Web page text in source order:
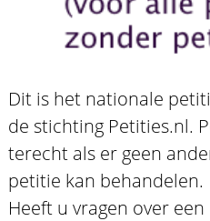
Dit is het nationale
de stichting Petities.nl.
terecht als er geen
petitie kan behandelen.
Heeft u vragen over